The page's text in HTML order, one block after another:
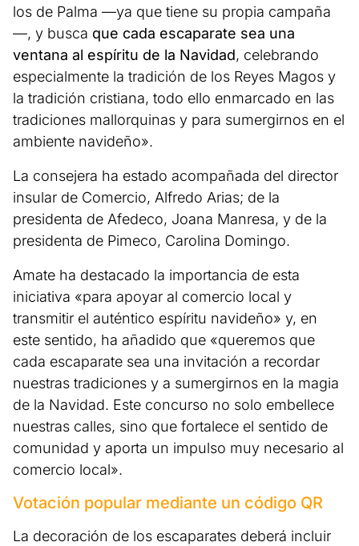
los de Palma —ya que tiene su propia campaña
—, y busca que cada escaparate sea una
ventana al espíritu de la Navidad, celebrando
especialmente la tradición de los Reyes Magos y
la tradición cristiana, todo ello enmarcado en las
tradiciones mallorquinas y para sumergirnos en el
ambiente navideño».
La consejera ha estado acompañada del director
insular de Comercio, Alfredo Arias; de la
presidenta de Afedeco, Joana Manresa, y de la
presidenta de Pimeco, Carolina Domingo.
Amate ha destacado la importancia de esta
iniciativa «para apoyar al comercio local y
transmitir el auténtico espíritu navideño» y, en
este sentido, ha añadido que «queremos que
cada escaparate sea una invitación a recordar
nuestras tradiciones y a sumergirnos en la magia
de la Navidad. Este concurso no solo embellece
nuestras calles, sino que fortalece el sentido de
comunidad y aporta un impulso muy necesario al
comercio local».
Votación popular mediante un código QR
La decoración de los escaparates deberá incluir